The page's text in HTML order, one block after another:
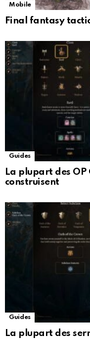
Mobile
Final fantasy
Guides
La plupart des
construisent
Guides
La plupart des